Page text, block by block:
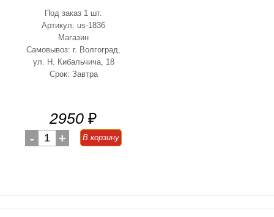
Под заказ 1 шт.
Артикул: us-1836
Магазин
Самовывоз: г. Волгоград,
ул. Н. Кибальчича, 18
Срок: Завтра
2950 ₽
- 1 + В корзину